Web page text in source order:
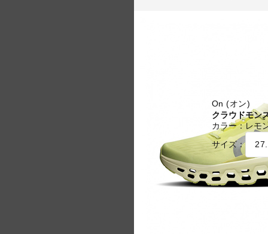
On (オン)
クラウドモン
カラー：レモ
サイズ：